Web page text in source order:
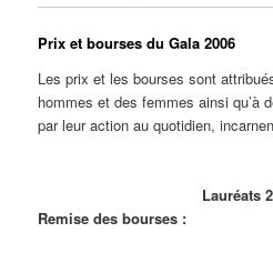
Prix et bourses du Gala 2006
Les prix et les bourses sont
hommes et des femmes ainsi qu’à
par leur action au quotidien,
Lauréats
Remise des bourses :